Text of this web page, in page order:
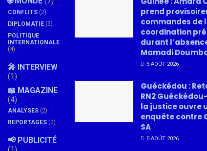
CONFLITS (2)
DIPLOMATIE (5)
POLITIQUE
INTERNATIONALE
(4)
🎤 INTERVIEW
(1)
📖 MAGAZINE
(4)
ANALYSES (2)
REPORTAGES (2)
📢 PUBLICITÉ
(1)
prend
commandes de
coordination
durant
Mamadi
5 AOÛT 2026
Guéckédou :
RN2
la justice ouvre
enquête contre
SA
5 AOÛT 2026